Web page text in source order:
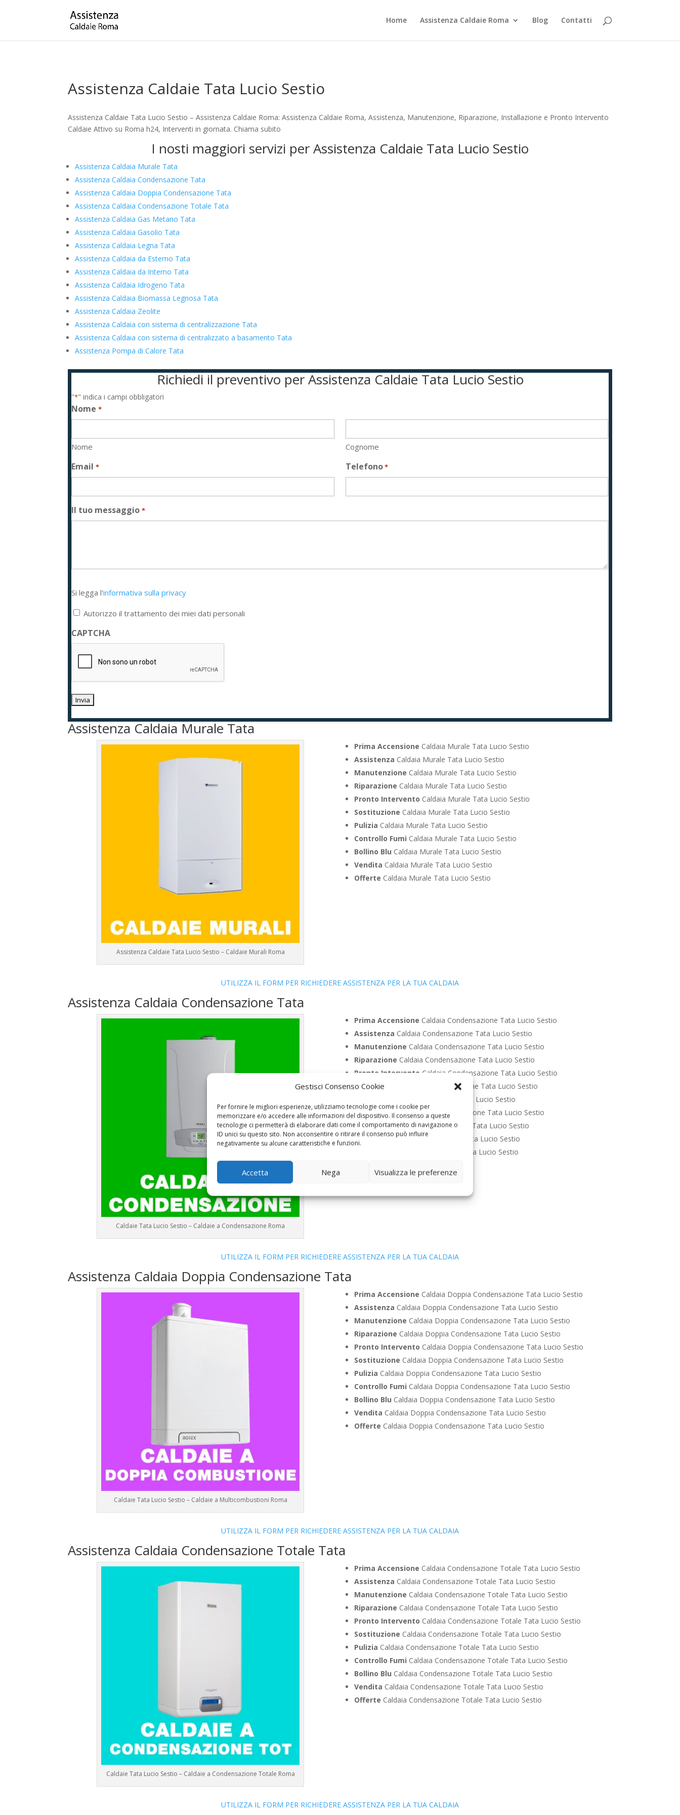
Gestisci Consenso Cookie
Per fornire le migliori esperienze, utilizziamo tecnologie come i cookie per
memorizzare e/o accedere alle informazioni del dispositivo. Il consenso a queste
tecnologie ci permetterà di elaborare dati come il comportamento di navigazione o
ID unici su questo sito. Non acconsentire o ritirare il consenso può influire
negativamente su alcune caratteristiche e funzioni.
Accetta Nega Visualizza le preferenze
Home Assistenza Caldaie Roma Blog Contatti
Assistenza Caldaie Tata Lucio Sestio
Assistenza Caldaie Tata Lucio Sestio – Assistenza Caldaie Roma: Assistenza Caldaie Roma, Assistenza, Manutenzione, Riparazione, Installazione e Pronto Intervento
Caldaie Attivo su Roma h24, Interventi in giornata. Chiama subito
I nosti maggiori servizi per Assistenza Caldaie Tata Lucio Sestio
Assistenza Caldaia Murale Tata
Assistenza Caldaia Condensazione Tata
Assistenza Caldaia Doppia Condensazione Tata
Assistenza Caldaia Condensazione Totale Tata
Assistenza Caldaia Gas Metano Tata
Assistenza Caldaia Gasolio Tata
Assistenza Caldaia Legna Tata
Assistenza Caldaia da Esterno Tata
Assistenza Caldaia da Interno Tata
Assistenza Caldaia Idrogeno Tata
Assistenza Caldaia Biomassa Legnosa Tata
Assistenza Caldaia Zeolite
Assistenza Caldaia con sistema di centralizzazione Tata
Assistenza Caldaia con sistema di centralizzato a basamento Tata
Assistenza Pompa di Calore Tata
Richiedi il preventivo per Assistenza Caldaie Tata Lucio Sestio
"*" indica i campi obbligatori
Nome *
Nome Cognome
Email * Telefono*
Il tuo messaggio *
legga
l'informativa
privacy
*
Si legga l'informativa sulla privacy
Autorizzo il trattamento dei miei dati personali
CAPTCHA
Assistenza Caldaia Murale Tata
Assistenza Caldaie Tata Lucio Sestio – Caldaie Murali Roma
Prima Accensione Caldaia Murale Tata Lucio Sestio
Assistenza Caldaia Murale Tata Lucio Sestio
Manutenzione Caldaia Murale Tata Lucio Sestio
Riparazione Caldaia Murale Tata Lucio Sestio
Pronto Intervento Caldaia Murale Tata Lucio Sestio
Sostituzione Caldaia Murale Tata Lucio Sestio
Pulizia Caldaia Murale Tata Lucio Sestio
Controllo Fumi Caldaia Murale Tata Lucio Sestio
Bollino Blu Caldaia Murale Tata Lucio Sestio
Vendita Caldaia Murale Tata Lucio Sestio
Offerte Caldaia Murale Tata Lucio Sestio
UTILIZZA IL FORM PER RICHIEDERE ASSISTENZA PER LA TUA CALDAIA
Assistenza Caldaia Condensazione Tata
Caldaie Tata Lucio Sestio – Caldaie a Condensazione Roma
Prima Accensione Caldaia Condensazione Tata Lucio Sestio
Assistenza Caldaia Condensazione Tata Lucio Sestio
Manutenzione Caldaia Condensazione Tata Lucio Sestio
Riparazione Caldaia Condensazione Tata Lucio Sestio
Pronto Intervento Caldaia Condensazione Tata Lucio Sestio
Sostituzione
Caldaia Condensazione Tata Lucio Sestio
Caldaia Condensazione Tata Lucio Sestio
Controllo FumiCaldaia Condensazione Tata Lucio Sestio
Bollino BluCaldaia Condensazione Tata Lucio Sestio
VenditaCaldaia Condensazione Tata Lucio Sestio
Caldaia Condensazione Tata Lucio Sestio
UTILIZZA IL FORM PER RICHIEDERE ASSISTENZA PER LA TUA CALDAIA
Assistenza Caldaia Doppia Condensazione Tata
Caldaie Tata Lucio Sestio – Caldaie a Multicombustioni Roma
Prima Accensione Caldaia Doppia Condensazione Tata Lucio Sestio
Assistenza Caldaia Doppia Condensazione Tata Lucio Sestio
Manutenzione Caldaia Doppia Condensazione Tata Lucio Sestio
Riparazione Caldaia Doppia Condensazione Tata Lucio Sestio
Pronto Intervento Caldaia Doppia Condensazione Tata Lucio Sestio
Sostituzione Caldaia Doppia Condensazione Tata Lucio Sestio
Pulizia Caldaia Doppia Condensazione Tata Lucio Sestio
Controllo Fumi Caldaia Doppia Condensazione Tata Lucio Sestio
Bollino Blu Caldaia Doppia Condensazione Tata Lucio Sestio
Vendita Caldaia Doppia Condensazione Tata Lucio Sestio
Offerte Caldaia Doppia Condensazione Tata Lucio Sestio
UTILIZZA IL FORM PER RICHIEDERE ASSISTENZA PER LA TUA CALDAIA
Assistenza Caldaia Condensazione Totale Tata
Caldaie Tata Lucio Sestio – Caldaie a Condensazione Totale Roma
Prima Accensione Caldaia Condensazione Totale Tata Lucio Sestio
Assistenza Caldaia Condensazione Totale Tata Lucio Sestio
Manutenzione Caldaia Condensazione Totale Tata Lucio Sestio
Riparazione Caldaia Condensazione Totale Tata Lucio Sestio
Pronto Intervento Caldaia Condensazione Totale Tata Lucio Sestio
Sostituzione Caldaia Condensazione Totale Tata Lucio Sestio
Pulizia Caldaia Condensazione Totale Tata Lucio Sestio
Controllo Fumi Caldaia Condensazione Totale Tata Lucio Sestio
Bollino Blu Caldaia Condensazione Totale Tata Lucio Sestio
Vendita Caldaia Condensazione Totale Tata Lucio Sestio
Offerte Caldaia Condensazione Totale Tata Lucio Sestio
UTILIZZA IL FORM PER RICHIEDERE ASSISTENZA PER LA TUA CALDAIA